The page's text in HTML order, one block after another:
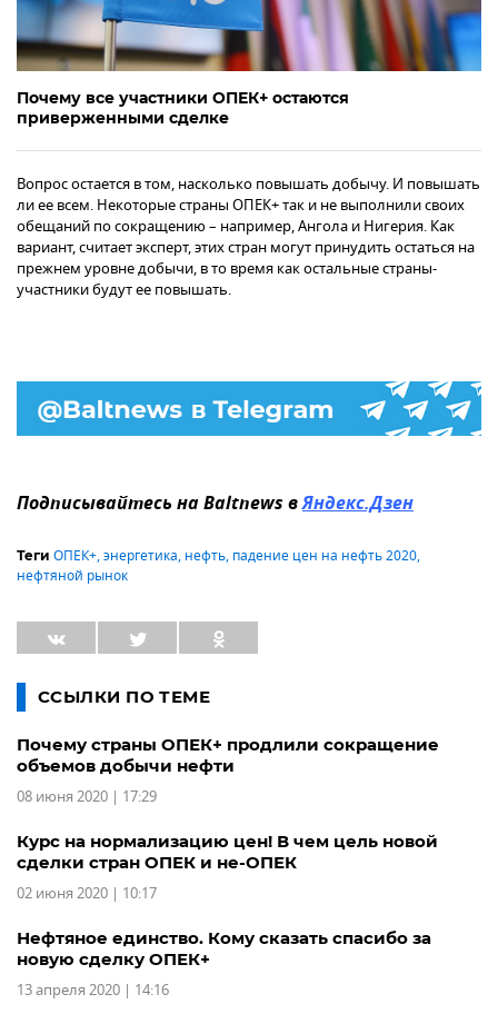
Почему все участники ОПЕК+ остаются
приверженными сделке
Вопрос остается в том, насколько повышать добычу. И повышать
ли ее всем. Некоторые страны ОПЕК+ так и не выполнили своих
обещаний по сокращению – например, Ангола и Нигерия. Как
вариант, считает эксперт, этих стран могут принудить остаться на
прежнем уровне добычи, в то время как остальные страны-
участники будут ее повышать.
Подписывайтесь на Baltnews вЯндекс.Дзен
Теги ОПЕК+,энергетика, нефть, падение цен на нефть 2020,
нефтяной рынок
ССЫЛКИ ПО ТЕМЕ
Почему страны ОПЕК+ продлили сокращение
объемов добычи нефти
08 июня 2020 | 17:29
Курс на нормализацию цен! В чем цель новой
сделки стран ОПЕК и не-ОПЕК
02 июня 2020 | 10:17
Нефтяное единство. Кому сказать спасибо за
новую сделку ОПЕК+
13 апреля 2020 | 14:16